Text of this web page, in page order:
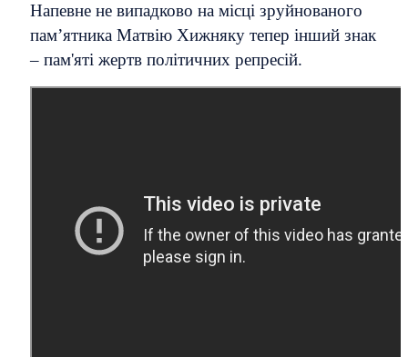
Напевне не випадково на місці зруйнованого
пам’ятника Матвію Хижняку тепер інший знак
– пам'яті жертв політичних репресій.